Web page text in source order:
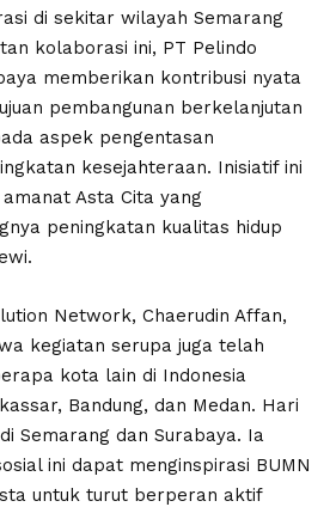
di sekitar wilayah Semarang
kolaborasi ini, PT Pelindo
memberikan kontribusi nyata
pembangunan berkelanjutan
aspek pengentasan
kesejahteraan. Inisiatif ini
Asta Cita yang
peningkatan kualitas hidup
Network, Chaerudin Affan,
kegiatan serupa juga telah
kota lain di Indonesia
Bandung, dan Medan. Hari
Semarang dan Surabaya. Ia
ini dapat menginspirasi BUMN
untuk turut berperan aktif